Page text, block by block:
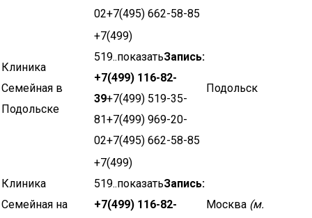
02+7(495) 662-58-85
Клиника
Семейная в
Подольске
+7(499)
519..показатьЗапись:
+7(499) 116-82-
39+7(499) 519-35-
81+7(499) 969-20-
02+7(495) 662-58-85
Подольск
Клиника
Семейная на
+7(499)
519..показатьЗапись:
+7(499) 116-82-
Москва (м.